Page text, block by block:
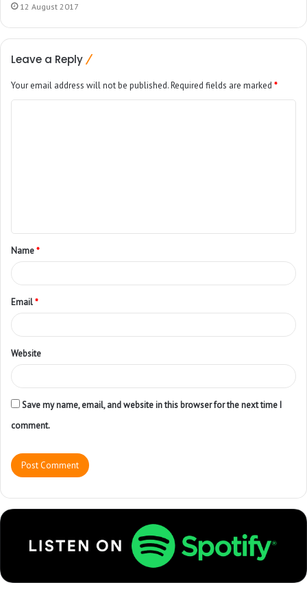
12 August 2017
Leave a Reply
Your email address will not be published.Required fields are marked *
Name*
Email*
Website
Save my name, email, and website in this browser for the next time I
comment.